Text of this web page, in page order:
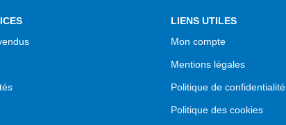
LIENS UTILES
Mon compte
Mentions légales
Politique de confidentialité
Politique des cookies